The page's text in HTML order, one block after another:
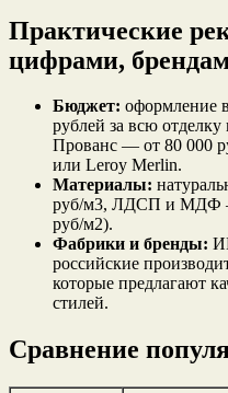
Практические
цифрами,
Бюджет: оформление
рублей за всю
Прованс — от 80 000
или Leroy Merlin.
Материалы:
руб/м3, ЛДСП и МДФ —
руб/м2).
Фабрики и бренды:
российские
которые предлагают
стилей.
Сравнение